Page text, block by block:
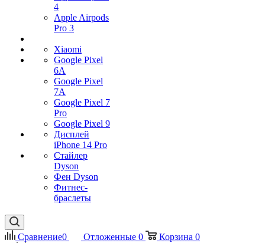
4
Apple Airpods
Pro 3
Xiaomi
Google Pixel
6A
Google Pixel
7А
Google Pixel 7
Pro
Google Pixel 9
Дисплей
iPhone 14 Pro
Стайлер
Dyson
Фен Dyson
Фитнес-
браслеты
Сравнение0 Отложенные 0 Корзина 0